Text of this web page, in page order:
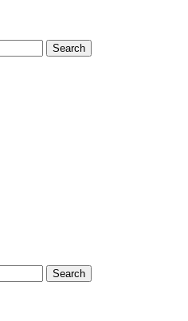
Search
Search